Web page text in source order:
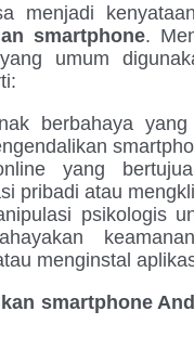
menjadi
smartphone.
umum
berbahaya
yang
pribadi atau
psikologis
menginstal
smartphone